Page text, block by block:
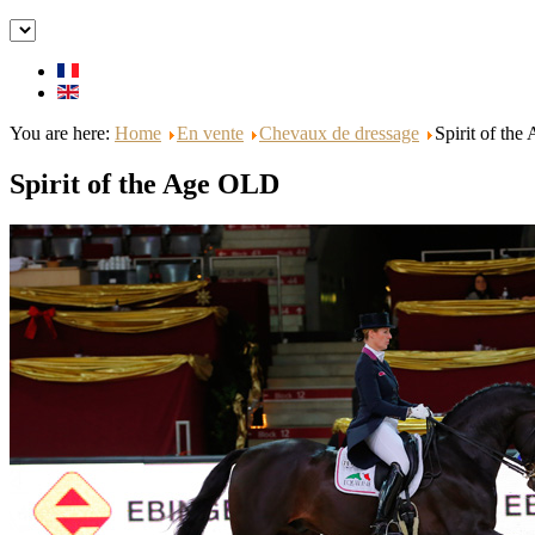
You are here: Home En vente Chevaux de dressage Spirit of the
Spirit of the Age OLD